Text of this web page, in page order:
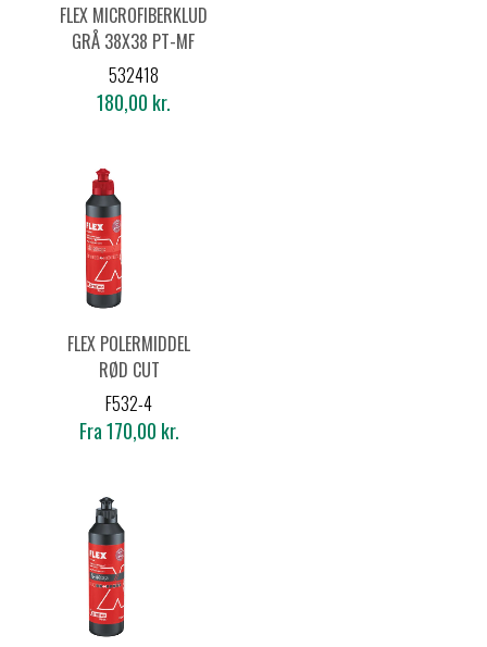
FLEX MICROFIBERKLUD
GRÅ 38X38 PT-MF
380
532418
180,00 kr.
FLEX POLERMIDDEL
RØD CUT
F532-4
Fra 170,00 kr.